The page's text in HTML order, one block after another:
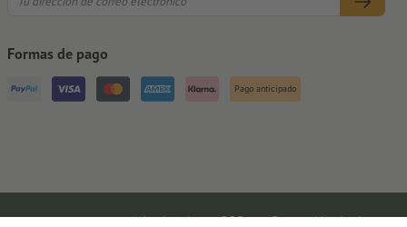
Formas de pago
Pago anticipado
Aviso legal CGC Protección de datos